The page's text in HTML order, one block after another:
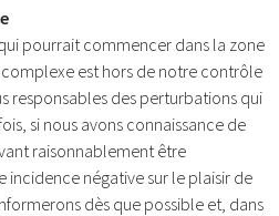
pourrait commencer dans la zone
est hors de notre contrôle
responsables des perturbations qui
si nous avons connaissance de
raisonnablement être
incidence négative sur le plaisir de
dès que possible et, dans